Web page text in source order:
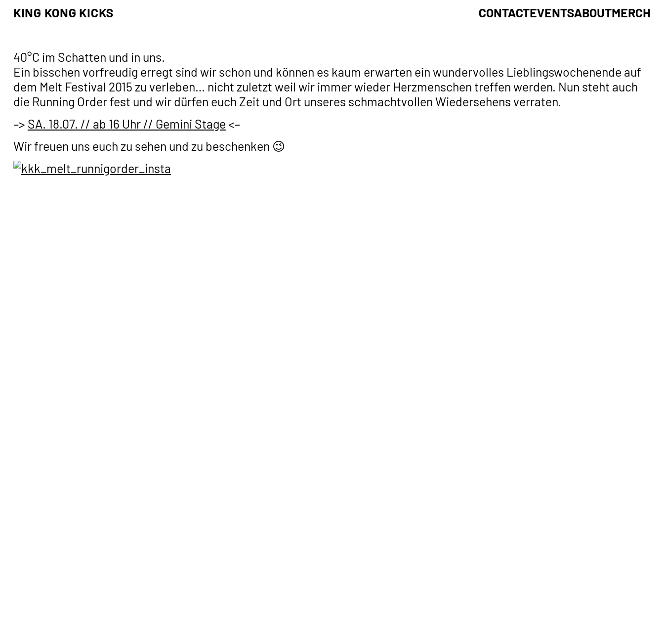
KING KONG KICKS CONTACTEVENTSABOUTMERCH
40°C im Schatten und in uns.
Ein bisschen vorfreudig erregt sind wir schon und können es kaum erwarten ein wundervolles Lieblingswochenende auf
dem Melt Festival 2015 zu verleben… nicht zuletzt weil wir immer wieder Herzmenschen treffen werden. Nun steht auch
die Running Order fest und wir dürfen euch Zeit und Ort unseres schmachtvollen Wiedersehens verraten.
–> SA. 18.07. // ab 16 Uhr // Gemini Stage <–
Wir freuen uns euch zu sehen und zu beschenken 😉